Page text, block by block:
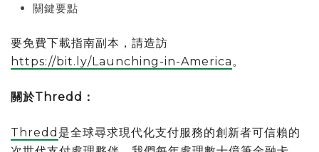
關鍵要點
要免費下載指南副本，請造訪
https://bit.ly/Launching-in-America 。
關於Thredd：
Thredd 是全球尋求現代化支付服務的創新者可信賴的